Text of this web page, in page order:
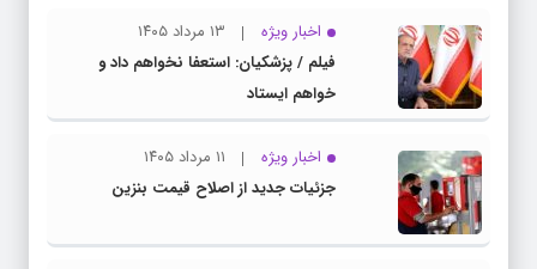
اخبار ویژه
۱۳ مرداد ۱۴۰۵
فیلم / پزشکیان: استعفا نخواهم داد و
خواهم ایستاد
اخبار ویژه
۱۱ مرداد ۱۴۰۵
جزئیات جدید از اصلاح قیمت بنزین